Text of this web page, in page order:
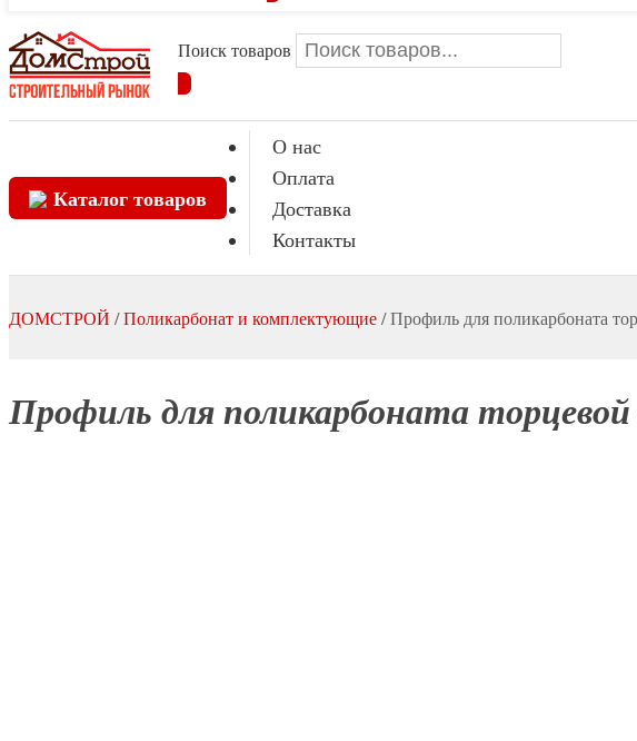
Поиск товаров
Каталог товаров
О нас
Оплата
Доставка
Контакты
ДОМСТРОЙ /Поликарбонат и комплектующие/Профиль для поликарбоната
Профиль для поликарбоната